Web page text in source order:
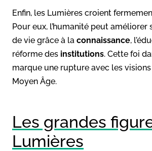
Enfin, les Lumières croient
Pour eux, l’humanité peut améliorer
de vie grâce à la connaissance,
réforme des institutions. Cette foi
marque une rupture avec les
Moyen Âge.
Les grandes
Lumières